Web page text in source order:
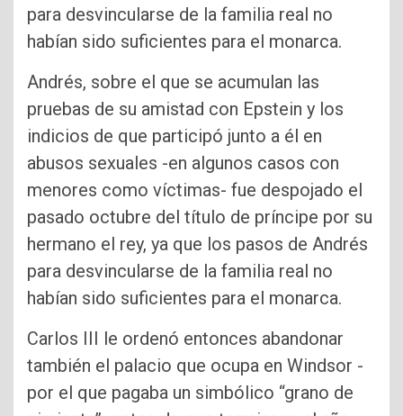
para desvincularse de la familia real no
habían sido suficientes para el monarca.
Andrés, sobre el que se acumulan las
pruebas de su amistad con Epstein y los
indicios de que participó junto a él en
abusos sexuales -en algunos casos con
menores como víctimas- fue despojado el
pasado octubre del título de príncipe por su
hermano el rey, ya que los pasos de Andrés
para desvincularse de la familia real no
habían sido suficientes para el monarca.
Carlos III le ordenó entonces abandonar
también el palacio que ocupa en Windsor -
por el que pagaba un simbólico “grano de